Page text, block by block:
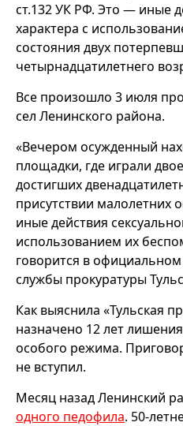
ст.132 УК РФ. Это — иные
характера с
состояния двух
четырнадцатилетнего
Все произошло 3 июля
сел Ленинского района.
«Вечером осужденный
площадки, где играли
достигших
присутствии малолетних
иные действия
использованием их
говорится в
службы прокуратуры
Как выяснила «Тульская
назначено 12 лет
особого режима.
не вступил.
Месяц назад Ленинский
одного педофила. 50-